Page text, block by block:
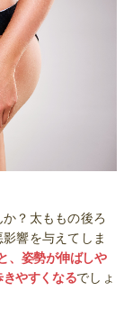
？太ももの後ろ
響を与えてしま
、姿勢が伸ばしや
やすくなるでしょ